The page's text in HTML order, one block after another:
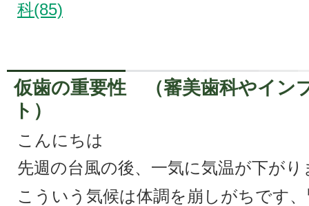
科(85)
仮歯の重要性 （審美歯科やイン
ト）
こんにちは
先週の台風の後、一気に気温が下がり
こういう気候は体調を崩しがちです